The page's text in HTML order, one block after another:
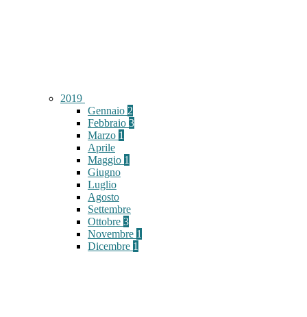
2019
Gennaio 2
Febbraio 3
Marzo 1
Aprile
Maggio 1
Giugno
Luglio
Agosto
Settembre
Ottobre 3
Novembre 1
Dicembre 1